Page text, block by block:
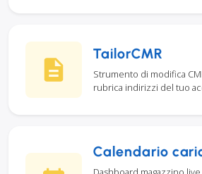
TailorCMR
Strumento di modifica
rubrica indirizzi del tuo
Calendario